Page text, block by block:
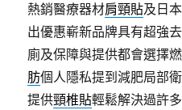
熱銷醫療器材肩頸貼及日
出優惠嶄新品牌具有超強去
廁及保障與提供都會選擇
肪個人隱私提到減肥局部
提供頸椎貼輕鬆解決過許